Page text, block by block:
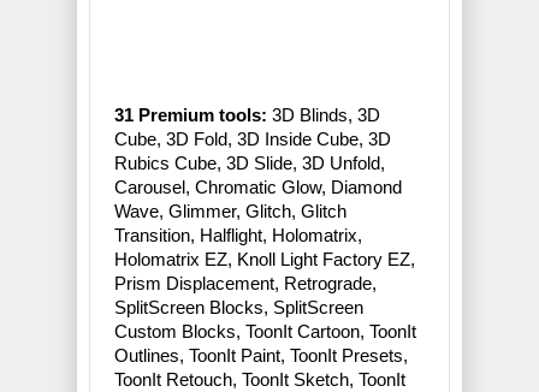
31 Premium tools: 3D Blinds, 3D
Cube, 3D Fold, 3D Inside Cube, 3D
Rubics Cube, 3D Slide, 3D Unfold,
Carousel, Chromatic Glow, Diamond
Wave, Glimmer, Glitch, Glitch
Transition, Halflight, Holomatrix,
Holomatrix EZ, Knoll Light Factory EZ,
Prism Displacement, Retrograde,
SplitScreen Blocks, SplitScreen
Custom Blocks, ToonIt Cartoon, ToonIt
Outlines, ToonIt Paint, ToonIt Presets,
ToonIt Retouch, ToonIt Sketch, ToonIt